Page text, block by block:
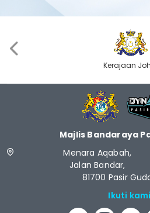
Kerajaan
Majlis Bandaraya
Menara
Jalan
81700 Pasir
Ikuti